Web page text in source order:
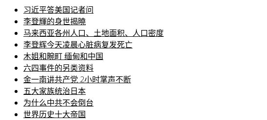
习近平答美国记者问
李登輝的身世揭曉
马来西亚各州人口、土地面积、人口密度
李登辉今天凌晨心脏病复发死亡
木姐和畹町 缅甸和中国
六四事件的另类资料
金一南讲共产党 2小时掌声不断
五大家族统治日本
为什么中共不会倒台
世界历史十大帝国